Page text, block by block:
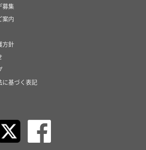
募集
案内
方針
に基づく表記